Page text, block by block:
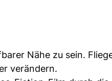
Nähe zu sein.
verändern.